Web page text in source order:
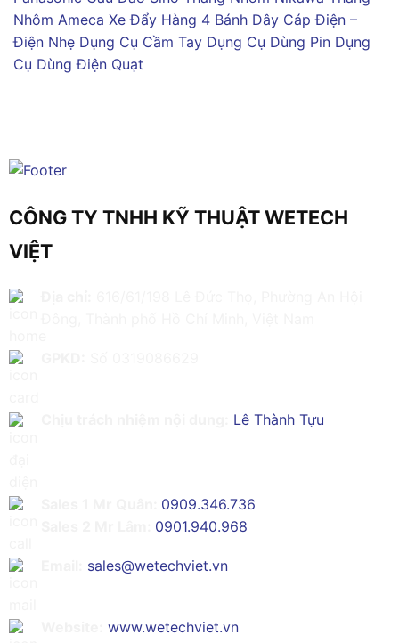
Nhôm Ameca Xe Đẩy Hàng 4 Bánh Dây Cáp Điện –
Điện Nhẹ Dụng Cụ Cầm Tay Dụng Cụ Dùng Pin Dụng
Cụ Dùng Điện Quạt
CÔNG TY TNHH KỸ THUẬT WETECH
VIỆT
Lê Thành Tựu
0909.346.736
0901.940.968
sales@wetechviet.vn
www.wetechviet.vn